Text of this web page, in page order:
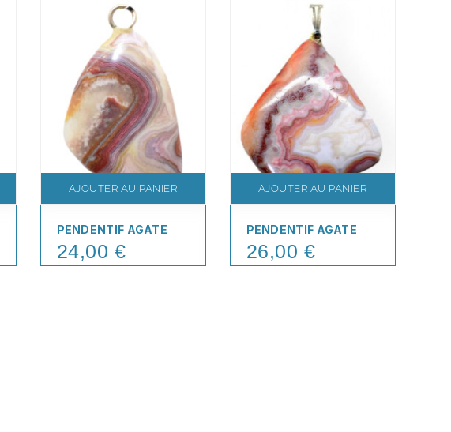
AJOUTER AU PANIER
PENDENTIF AGATE
Price
24,00 €
AJOUTER AU PANIER
PENDENTIF AGATE
Price
26,00 €